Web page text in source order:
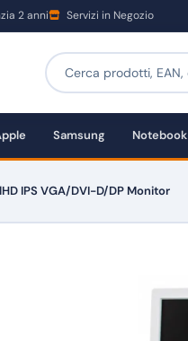
2 anni Servizi in Negozio
Samsung Notebook
IPS VGA/DVI-D/DP Monitor